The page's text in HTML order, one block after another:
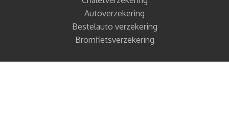
Autoverzekering
Bestelauto verzekering
Bromfietsverzekering